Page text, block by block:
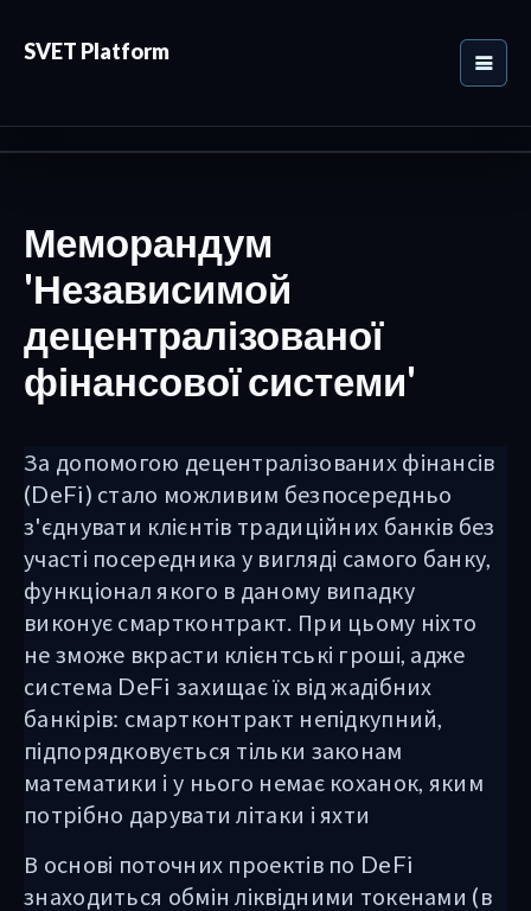
SVET Platform
Меморандум
'Независимой
децентралізованої
фінансової системи'
За допомогою децентралізованих фінансів
(DeFi) стало можливим безпосередньо
з'єднувати клієнтів традиційних банків без
участі посередника у вигляді самого банку,
функціонал якого в даному випадку
виконує смартконтракт. При цьому ніхто
не зможе вкрасти клієнтські гроші, адже
система DeFi захищає їх від жадібних
банкірів: смартконтракт непідкупний,
підпорядковується тільки законам
математики і у нього немає коханок, яким
потрібно дарувати літаки і яхти
В основі поточних проектів по DeFi
знаходиться обмін ліквідними токенами (в